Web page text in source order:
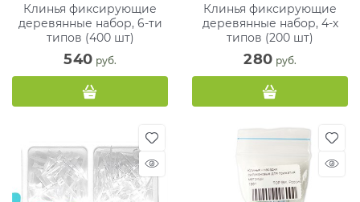
Клинья фиксирующие
деревянные набор, 6-ти
типов (400 шт)
540 руб.
Клинья фиксирующие
деревянные набор, 4-х
типов (200 шт)
280 руб.